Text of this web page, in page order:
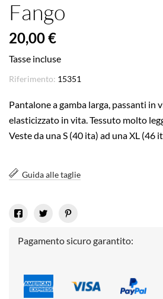
Fango
20,00 €
Tasse incluse
Riferimento: 15351
Pantalone a gamba larga, passanti in
elasticizzato in vita. Tessuto molto
Veste da una S (40 ita) ad una XL (46
Guida alle taglie
Pagamento sicuro garantito: